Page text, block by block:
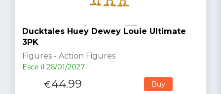
Ducktales Huey Dewey Louie Ultimate
3PK
Figures - Action Figures
Esce il 26/01/2027
€44.99 Buy